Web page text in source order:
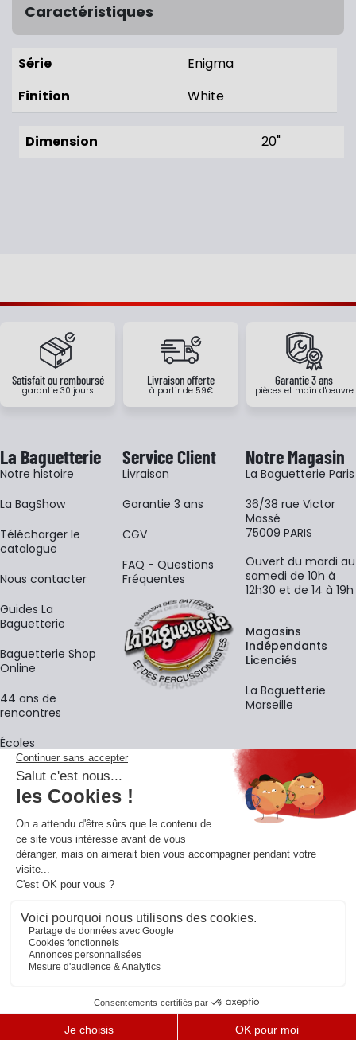
Caractéristiques
Série
Enigma
Finition
White
Dimension 20"
Satisfait ou remboursé
garantie 30 jours
Livraison offerte
à partir de 59€
Garantie 3 ans
pièces et main d'oeuvre
La Baguetterie
Notre histoire
La BagShow
​Télécharger le
catalogue
Nous contacter
Guides La
Baguetterie
Baguetterie Shop
Online
44 ans de
rencontres
Écoles
Service Client
Livraison
Garantie 3 ans
CGV
FAQ - Questions
Fréquentes
Notre Magasin
La Baguetterie Paris
36/38 rue Victor
Massé
75009 PARIS
Ouvert du mardi au
samedi de 10h à
12h30 et de 14 à 19h
Magasins
Indépendants
Licenciés
La Baguetterie
Marseille
La newsletter
Adresse e-mail
En vous inscrivant à notre newsletter, vous acceptez notre
confidentialité.
Retrouvons-nous sur